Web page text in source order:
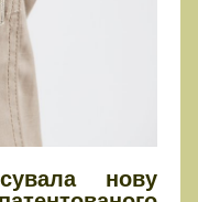
нову